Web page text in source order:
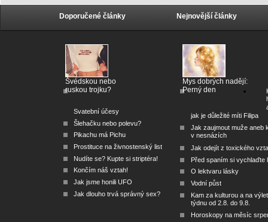
Doporučené články
Švédskou nebo
ruskou trojku?
Svatební účesy
Šlehačku nebo polevu?
Pikachu má Pichu
Prostituce na živnostenský list
Nudíte se? Kupte si striptéra!
Končím náš vztah!
Jak jsme honili UFO
Jak dlouho trvá správný sex?
Nejnovější články
Mys dobrých nadějí:
Perný den
jak je důležité míti Filipa
Jak zaujmout muže aneb
v nesnázích
Jak odejít z toxického
Před spaním si vychlaďte
O lektvaru lásky
Vodní půst
Kam za kulturou a na
týdnu od 2.8. do 9.8.
Horoskopy na měsíc